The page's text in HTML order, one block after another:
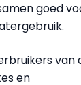
goed
van
en